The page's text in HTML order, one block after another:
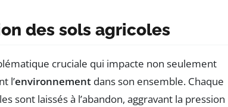
des sols agricoles
cruciale qui impacte non seulement
l’environnement dans son ensemble. Chaque
sont laissés à l’abandon, aggravant la pression